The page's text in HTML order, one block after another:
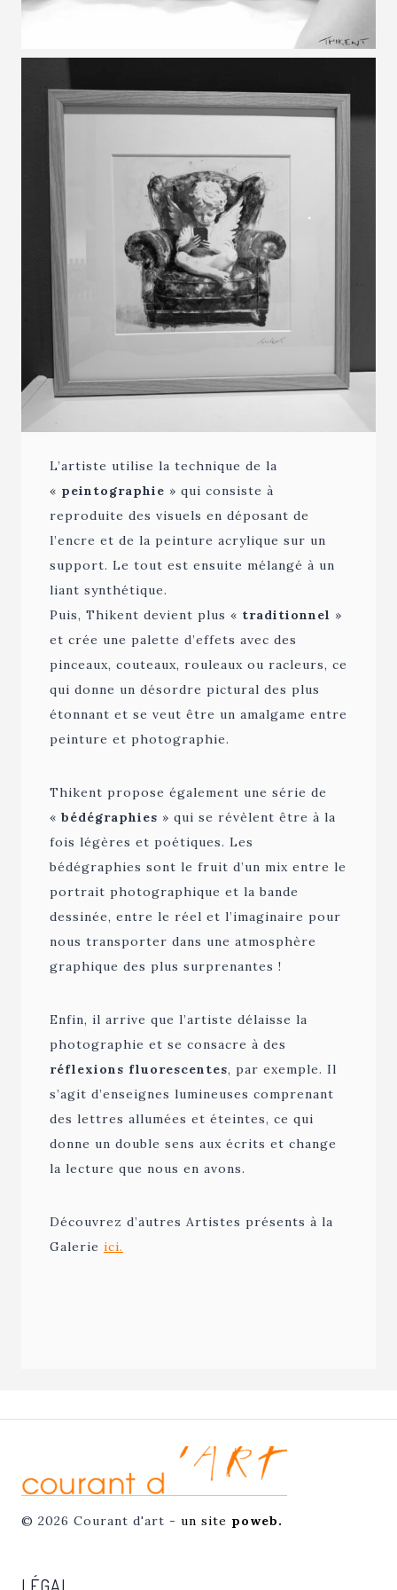
L’artiste utilise la technique de la
« peintographie » qui consiste à
reproduite des visuels en déposant de
l’encre et de la peinture acrylique sur un
support. Le tout est ensuite mélangé à un
liant synthétique.
Puis, Thikent devient plus « traditionnel »
et crée une palette d’effets avec des
pinceaux, couteaux, rouleaux ou racleurs, ce
qui donne un désordre pictural des plus
étonnant et se veut être un amalgame entre
peinture et photographie.
Thikent propose également une série de
« bédégraphies » qui se révèlent être à la
fois légères et poétiques. Les
bédégraphies sont le fruit d’un mix entre le
portrait photographique et la bande
dessinée, entre le réel et l’imaginaire pour
nous transporter dans une atmosphère
graphique des plus surprenantes !
Enfin, il arrive que l’artiste délaisse la
photographie et se consacre à des
réflexions fluorescentes, par exemple. Il
s’agit d’enseignes lumineuses comprenant
des lettres allumées et éteintes, ce qui
donne un double sens aux écrits et change
la lecture que nous en avons.
Découvrez d’autres Artistes présents à la
Galerie ici.
© 2026 Courant d'art - un site poweb.